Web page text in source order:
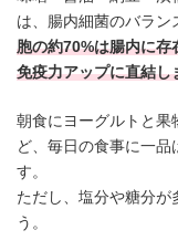
は、腸内細菌のバラン
胞の約70%は腸内に存
免疫力アップに直結し
朝食にヨーグルトと果
ど、毎日の食事に一
す。
ただし、塩分や糖分が
う。